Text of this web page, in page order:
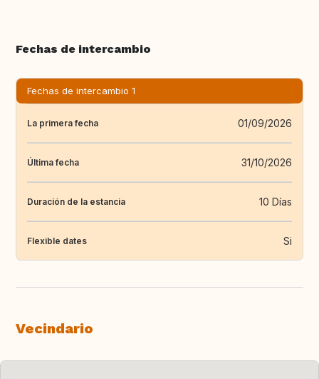
Fechas de intercambio
Fechas de intercambio 1
La primera fecha 01/09/2026
Última fecha 31/10/2026
Duración de la estancia 10 Días
Flexible dates Si
Vecindario